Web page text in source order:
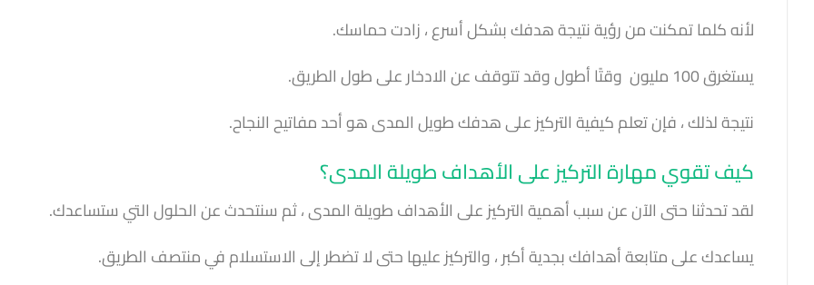
لأنه كلما تمكنت من رؤية نتيجة هدفك بشكل أسرع ، زادت حماسك.
يستغرق 100 مليون وقتًا أطول وقد تتوقف عن الادخار على طول الطريق.
نتيجة لذلك ، فإن تعلم كيفية التركيز على هدفك طويل المدى هو أحد مفاتيح النجاح.
كيف تقوي مهارة التركيز على الأهداف طويلة المدى؟
لقد تحدثنا حتى الآن عن سبب أهمية التركيز على الأهداف طويلة المدى ، ثم سنتحدث عن الحلول التي ستساعدك.
يساعدك على متابعة أهدافك بجدية أكبر ، والتركيز عليها حتى لا تضطر إلى الاستسلام في منتصف الطريق.